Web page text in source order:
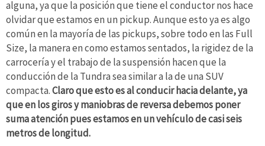
alguna, ya que la posición que tiene el conductor nos hace
olvidar que estamos en un pickup. Aunque esto ya es algo
común en la mayoría de las pickups, sobre todo en las Full
Size, la manera en como estamos sentados, la rigidez de la
carrocería y el trabajo de la suspensión hacen que la
conducción de la Tundra sea similar a la de una SUV
compacta.Claro que esto es al conducir hacia delante, ya
que en los giros y maniobras de reversa debemos poner
suma atención pues estamos en un vehículo de casi seis
metros de longitud.